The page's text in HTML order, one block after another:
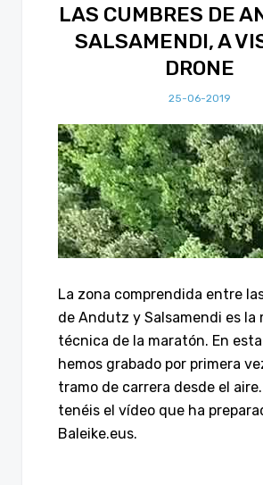
LAS CUMBRES DE
SALSAMENDI, A
DRONE
25-06-2019
La zona comprendida entre
de Andutz y Salsamendi es la
técnica de la maratón. En
hemos grabado por primera
tramo de carrera desde el
tenéis el vídeo que ha
Baleike.eus.